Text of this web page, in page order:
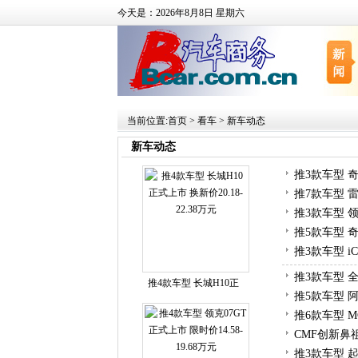
今天是：2026年8月8日 星期六
当前位置:首页 > 看车 > 新车动态
新车动态
推4款车型 长城H10正
推3款车型
推7款车型
推3款车型
推5款车型
推3款车型
推3款车型
推5款车型
推6款车型
CMF创新鼻
推3款车型